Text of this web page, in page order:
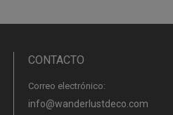
CONTACTO
Correo electrónico:
info@wanderlustdeco.com